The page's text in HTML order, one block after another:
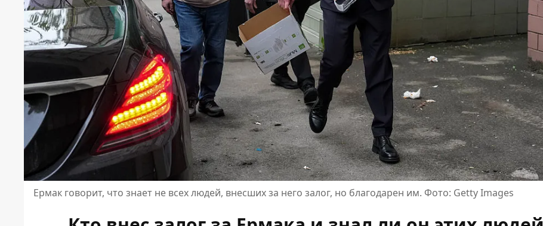
Ермак говорит, что знает не всех людей, внесших за него залог, но благодарен им. Фото: Getty Images